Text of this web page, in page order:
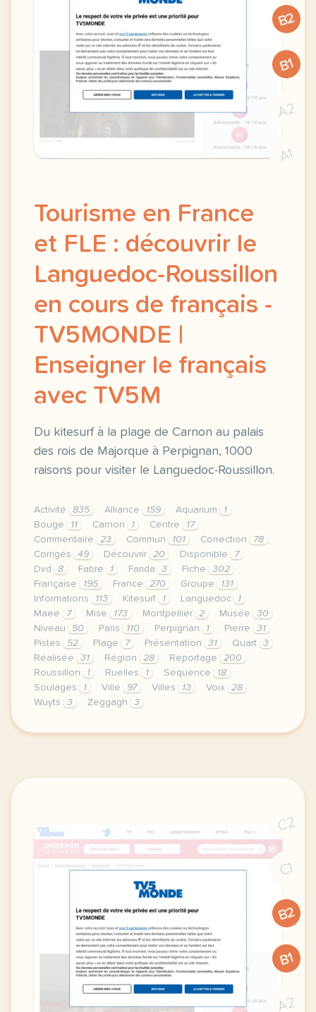
B2
B1
A2
A1
Tourisme en France
et FLE : découvrir le
Languedoc-Roussillon
en cours de français -
TV5MONDE |
Enseigner le français
avec TV5M
Du kitesurf à la plage de Carnon au palais
des rois de Majorque à Perpignan, 1000
raisons pour visiter le Languedoc-Roussillon.
Activité 835 Alliance 159 Aquarium
1
Bouge
11 Carnon 1 Centre
17
Commentaire
23 Commun 101 Correction
78
Corrigés
49 Découvrir 20 Disponible
7
Dvd
8 Fabre 1 Farida 3 Fiche
302
Française
195 France 270 Groupe
131
Informations
113 Kitesurf 1 Languedoc
1
Maee
7 Mise 173 Montpellier 2 Musée
30
Niveau
50 Paris 110 Perpignan 1 Pierre
31
Pistes
52 Plage 7 Présentation 31 Quart
3
Réalisée
31 Région 28 Reportage
200
Roussillon
1 Ruelles 1 Séquence
18
Soulages
1 Ville 97 Villes 13 Voix
28
Wuyts
3 Zeggagh 3
le respect de votre vie privee est une priorite
C2
C1
B2
B1
A2